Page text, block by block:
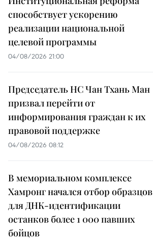
способствует ускорению
реализации национальной
целевой программы
04/08/2026 21:00
Председатель НС Чан Тхань Ман
призвал перейти от
информирования граждан к их
правовой поддержке
04/08/2026 08:12
В мемориальном комплексе
Хамронг начался отбор образцов
для ДНК-идентификации
останков более 1 000 павших
бойцов